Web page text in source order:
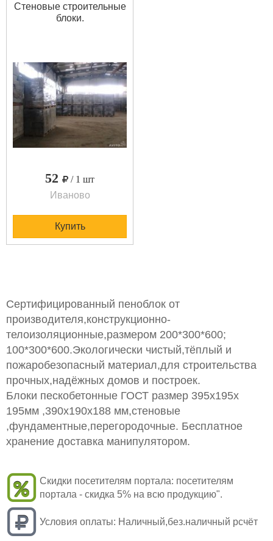
Стеновые строительные
блоки.
52
/ 1 шт
Иваново
Купить
Сертифицированный пеноблок от
производителя,конструкционно-
телоизоляционные,размером 200*300*600;
100*300*600.Экологически чистый,тёплый и
пожаробезопасный материал,для строительства
прочных,надёжных домов и построек.
Блоки пескобетонные ГОСТ размер 395x195x
195мм ,390x190x188 мм,стеновые
,фундаментные,перегородочные. Бесплатное
хранение доставка манипулятором.
Скидки посетителям портала: посетителям
портала - скидка 5% на всю продукцию".
Условия оплаты: Наличный,без.наличный рсчёт